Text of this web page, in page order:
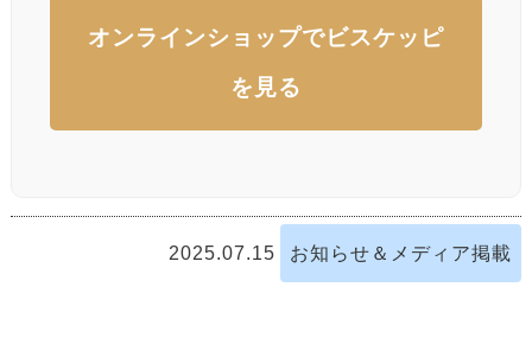
オンラインショップでビスケッピ
を見る
2025.07.15 お知らせ＆メディア掲載